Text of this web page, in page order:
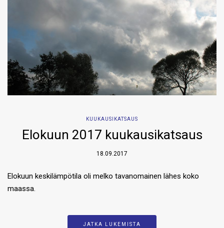
KUUKAUSIKATSAUS
Elokuun 2017 kuukausikatsaus
18.09.2017
Elokuun keskilämpötila oli melko tavanomainen lähes koko
maassa.
JATKA LUKEMISTA